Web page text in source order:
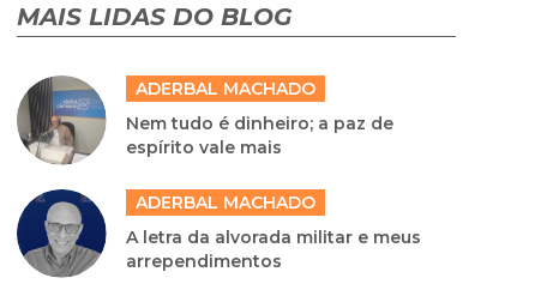
MAIS LIDAS DO BLOG
ADERBAL MACHADO
Nem tudo é dinheiro; a paz de
espírito vale mais
ADERBAL MACHADO
A letra da alvorada militar e meus
arrependimentos